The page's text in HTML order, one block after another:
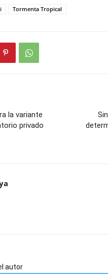
Tormenta Tropical
la variante
privado
autor